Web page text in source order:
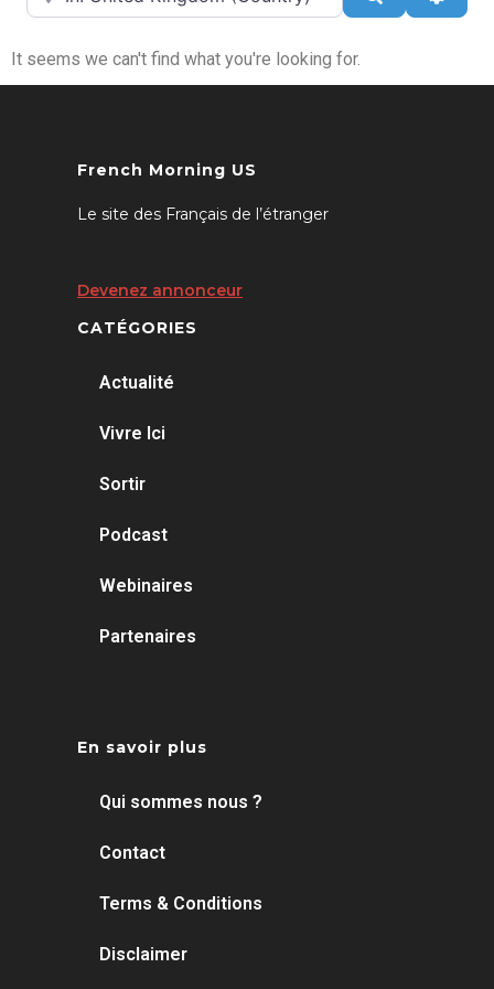
It seems we can't find what you're looking for.
French Morning US
Le site des Français de l’étranger
Devenez annonceur
CATÉGORIES
Actualité
Vivre Ici
Sortir
Podcast
Webinaires
Partenaires
En savoir plus
Qui sommes nous ?
Contact
Terms & Conditions
Disclaimer